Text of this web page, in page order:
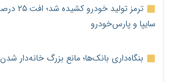
ترمز
سایپا و پارس‌خودرو
بنگاه‌داری بانک‌ها؛ مانع بزرگ خانه‌دار